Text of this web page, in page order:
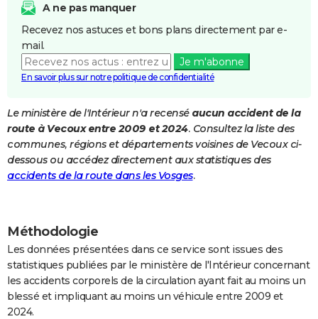
Destinations
City break
Voyage nature
Voyage de noces
Forum
Climat
PHOTO
GUIDES D'ACHAT
BONS PLANS
Carte de Noël
Carte Bonne année
Carte Saint-Valentin
Carte Pâques
Carte d'anniversaire
DICTIONNAIRE
Dictionnaire
Biographies
Citations
Expressions
Proverbes
PROGRAMME TV
FORUM
Bricolage
Television
A ne pas manquer
Recevez nos astuces et bons plans directement par e-
mail.
Je m'abonne
En savoir plus sur notre politique de confidentialité
Le ministère de l'Intérieur n'a recensé aucun accident de la
route à Vecoux entre 2009 et 2024. Consultez la liste des
communes, régions et départements voisines de Vecoux ci-
dessous ou accédez directement aux statistiques des
accidents de la route dans les Vosges.
Méthodologie
Les données présentées dans ce service sont issues des
statistiques publiées par le ministère de l'Intérieur concernant
les accidents corporels de la circulation ayant fait au moins un
blessé et impliquant au moins un véhicule entre 2009 et
2024.